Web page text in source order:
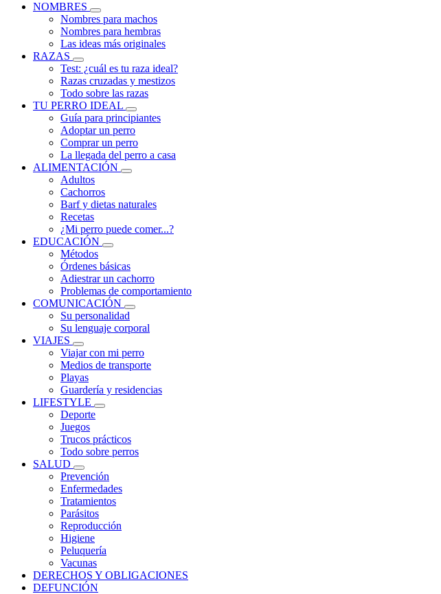
NOMBRES
Nombres para machos
Nombres para hembras
Las ideas más originales
RAZAS
Test: ¿cuál es tu raza ideal?
Razas cruzadas y mestizos
Todo sobre las razas
TU PERRO IDEAL
Guía para principiantes
Adoptar un perro
Comprar un perro
La llegada del perro a casa
ALIMENTACIÓN
Adultos
Cachorros
Barf y dietas naturales
Recetas
¿Mi perro puede comer...?
EDUCACIÓN
Métodos
Órdenes básicas
Adiestrar un cachorro
Problemas de comportamiento
COMUNICACIÓN
Su personalidad
Su lenguaje corporal
VIAJES
Viajar con mi perro
Medios de transporte
Playas
Guardería y residencias
LIFESTYLE
Deporte
Juegos
Trucos prácticos
Todo sobre perros
SALUD
Prevención
Enfermedades
Tratamientos
Parásitos
Reproducción
Higiene
Peluquería
Vacunas
DERECHOS Y OBLIGACIONES
DEFUNCIÓN